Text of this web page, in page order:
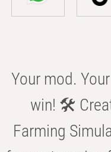
Your mod.
win! 🛠️
Farming